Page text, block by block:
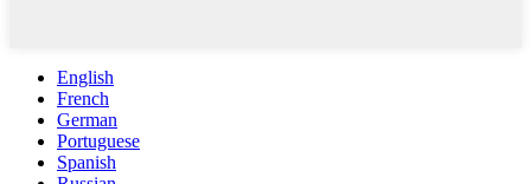
English
French
German
Portuguese
Spanish